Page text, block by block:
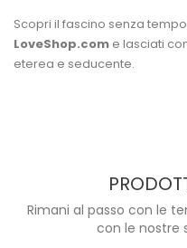
Scopri il fascino senza
LoveShop.com e lasciati
eterea e seducente.
Rimani al passo con le
con le nostre